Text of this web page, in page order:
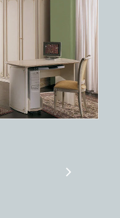
Platte, die ein
Produkte ist,
wertvollen,
Ort,